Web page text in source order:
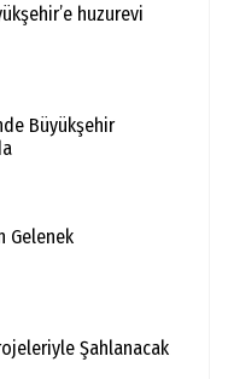
huzurevi
Büyükşehir
Gelenek
Şahlanacak